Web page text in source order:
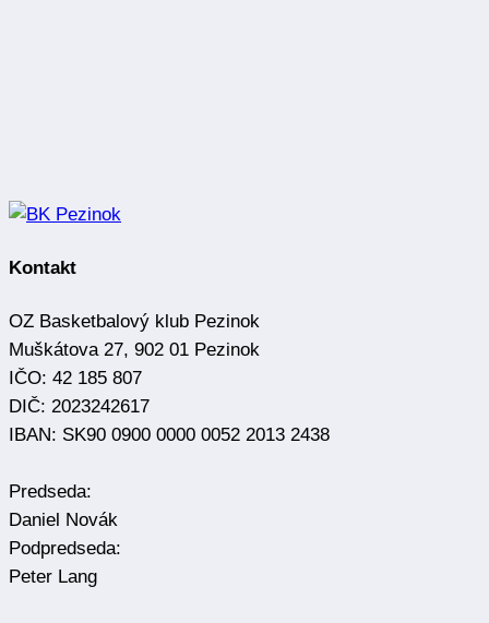
Kontakt
OZ Basketbalový klub Pezinok
Muškátova 27, 902 01 Pezinok
IČO: 42 185 807
DIČ: 2023242617
IBAN: SK90 0900 0000 0052 2013 2438
Predseda:
Daniel Novák
Podpredseda:
Peter Lang